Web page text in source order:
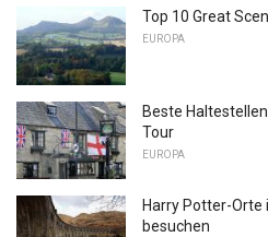
Top 10 Great
EUROPA
Beste
Tour
EUROPA
Harry Potter-Orte
besuchen